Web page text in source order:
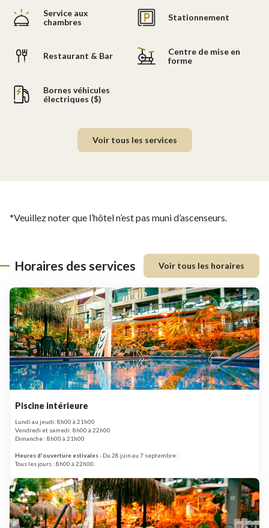
Service aux
chambres
Stationnement
Restaurant & Bar
Centre de mise en
forme
Bornes véhicules
électriques ($)
Voir tous les services
*Veuillez noter que l’hôtel n’est pas muni d’ascenseurs.
Horaires des services Voir tous les horaires
Piscine intérieure
Lundi au jeudi: 8h00 à 21h00
Vendredi et samedi: 8h00 à 22h00
Dimanche : 8h00 à 21h00
Heures d'ouverture estivales- Du 28 juin au 7 septembre :
Tous les jours : 8h00 à 22h00.